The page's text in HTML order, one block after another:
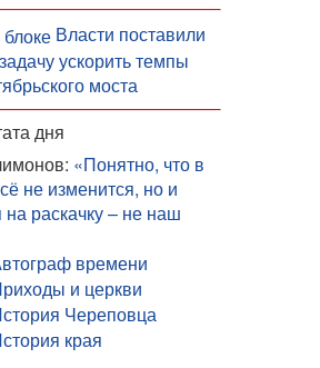
Власти поставили
ускорить темпы
моста
дня
«Понятно, что в
не изменится, но и
раскачку – не наш